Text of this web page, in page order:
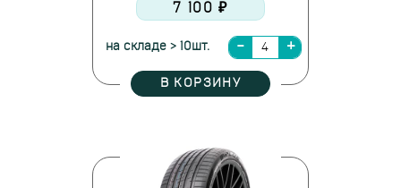
7 100 ₽
на складе > 10шт.
В КОРЗИНУ